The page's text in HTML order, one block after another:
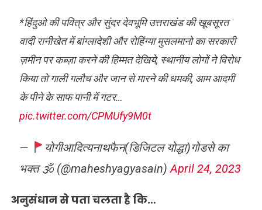
*हिंदुओ की पवित्र और सुंदर देवभूमि उत्तराखंड की खूबसूरत
वादी रानीखेत में बांग्लादेशी और रोहिंग्या मुसलमानो का सरकारी
ज़मीन पर कब्ज़ा करने की हिम्मत देखिये, स्थानीय लोगों ने विरोध
किया तो गाली गलौच और जान से मारने की धमकी, आम आदमी
के पीने के साफ पानी में गटर…
pic.twitter.com/CPMUfy9M0t
—
योगीआदित्यनाथफैन(डिजिटल योद्धा)गोडसे का
भक्त 🕉 (@maheshyagyasain) April 24, 2023
अनुसंधान से पता चलता है कि…